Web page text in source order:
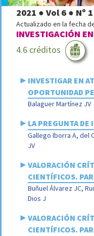
2021 ● Vol 6 ● Nº 1
Actualizado en la fecha
INVESTIGACIÓN
4.6 créditos
► INVESTIGAR EN
OPORTUNIDAD
Balaguer Martínez JV
► LA PREGUNTA DE
Gallego Iborra A, del
JV
► VALORACIÓN
CIENTÍFICOS.
Buñuel Álvarez JC,
Dios J
► VALORACIÓN
CIENTÍFICOS.